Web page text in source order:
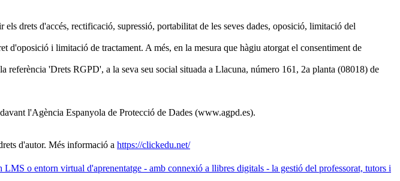
drets d'accés, rectificació, supressió, portabilitat de les seves dades, oposició, limitació del
i limitació de tractament. A més, en la mesura que hàgiu atorgat el consentiment de
'Drets RGPD', a la seva seu social situada a Llacuna, número 161, 2a planta (08018) de
l'Agència Espanyola de Protecció de Dades (www.agpd.es).
d'autor. Més informació a https://clickedu.net/